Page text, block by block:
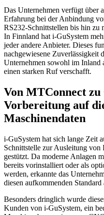
Das Unternehmen verfügt über
Erfahrung bei der Anbindung
RS232-Schnittstellen bis hin zu
In Finnland hat i-GuSystem
jeder andere Anbieter. Dieses
nachgewiesene Zuverlässigkeit
Unternehmen sowohl im Inland
einen starken Ruf verschafft.
Von MTConnect
Vorbereitung auf
Maschinendaten
i-GuSystem hat sich lange Zeit
Schnittstelle zur Ausleitung von
gestützt. Da moderne Anlagen
bereits vorinstalliert oder als
werden, erkannte das
diesen aufkommenden Standard
Besonders dringlich wurde
Kunden von i-GuSystem, ein